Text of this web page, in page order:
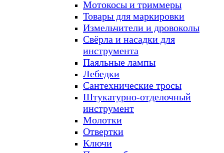
Мотокосы и триммеры
Товары для маркировки
Измельчители и дровоколы
Свёрла и насадки для
инструмента
Паяльные лампы
Лебедки
Сантехнические тросы
Штукатурно-отделочный
инструмент
Молотки
Отвертки
Ключи